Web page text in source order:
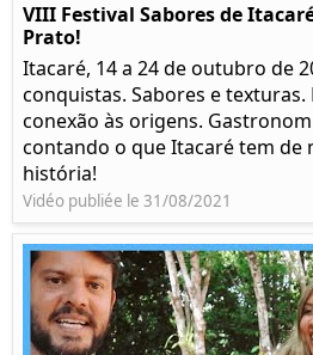
VIII Festival Sabores de
Prato!
Itacaré, 14 a 24 de outubro de
conquistas. Sabores e
conexão às origens.
contando o que Itacaré tem de
história!
Vidéo publiée le 31/08/2021